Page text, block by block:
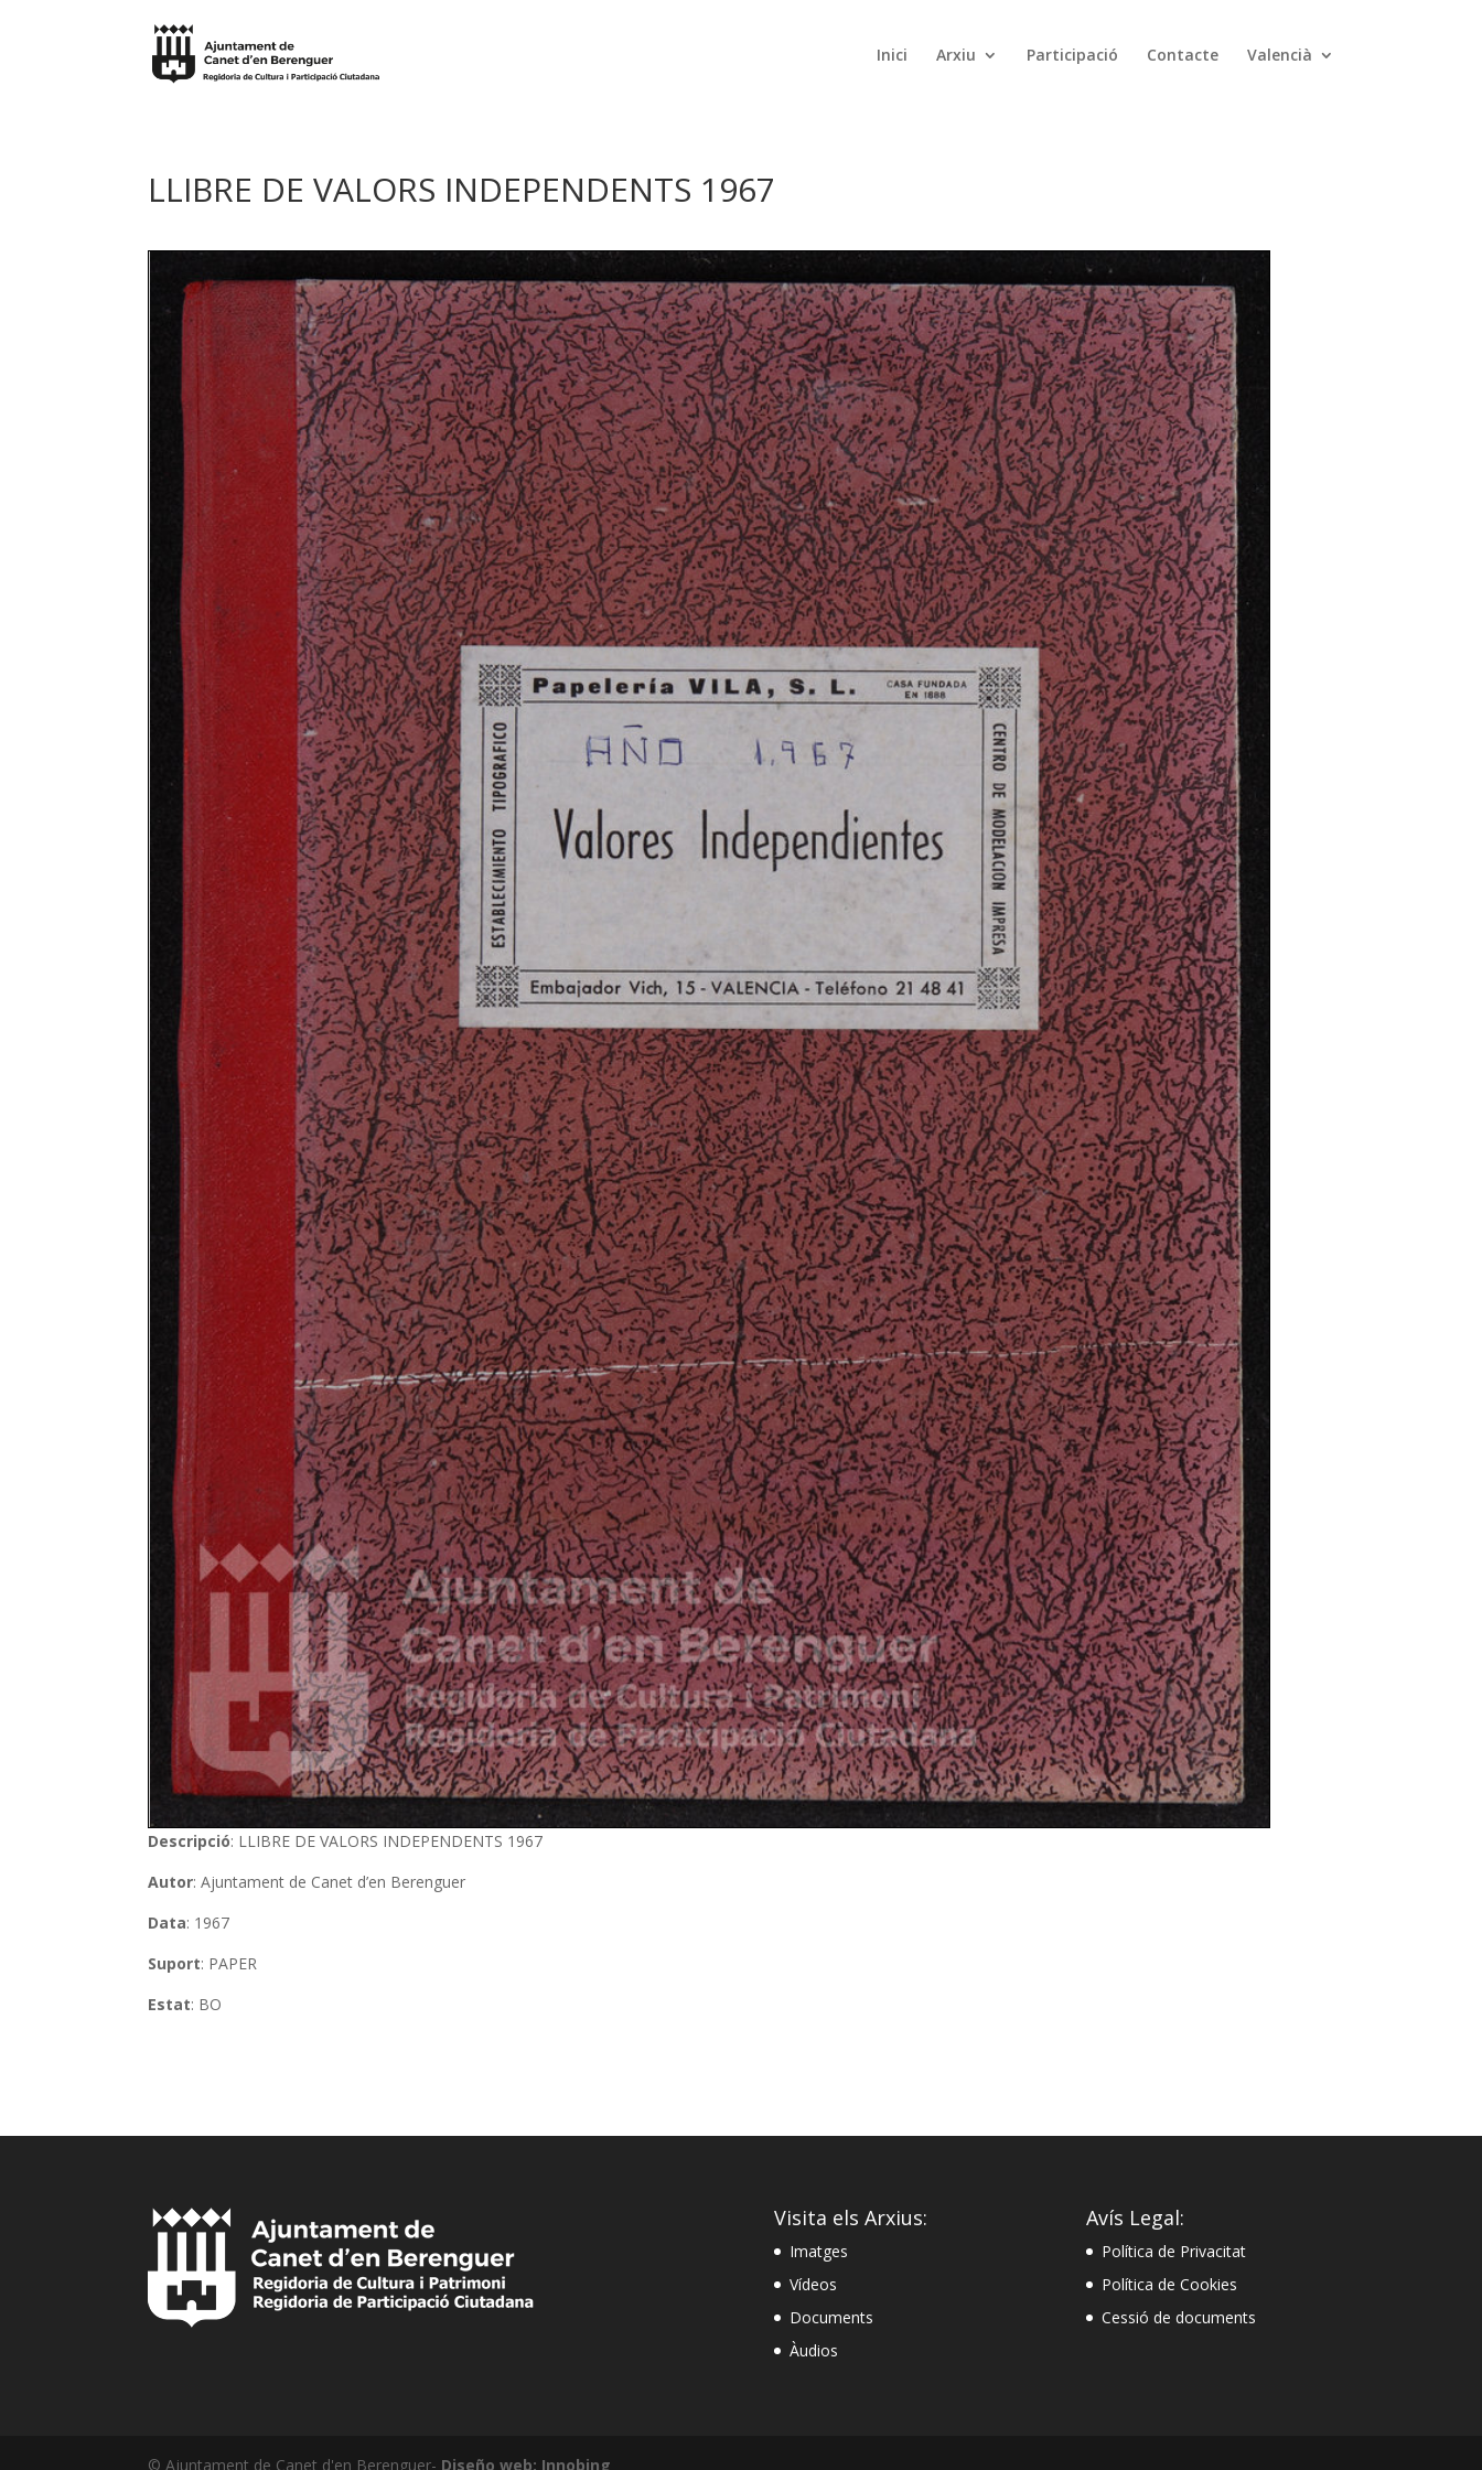
Inici Arxiu Participació Contacte Valencià
LLIBRE DE VALORS INDEPENDENTS 1967
Descripció: LLIBRE DE VALORS INDEPENDENTS 1967
Autor: Ajuntament de Canet d’en Berenguer
Data: 1967
Suport: PAPER
Estat: BO
Visita els Arxius:
Imatges
Vídeos
Documents
Àudios
Avís Legal:
Política de Privacitat
Política de Cookies
Cessió de documents
© Ajuntament de Canet d'en Berenguer- Diseño web: Innobing